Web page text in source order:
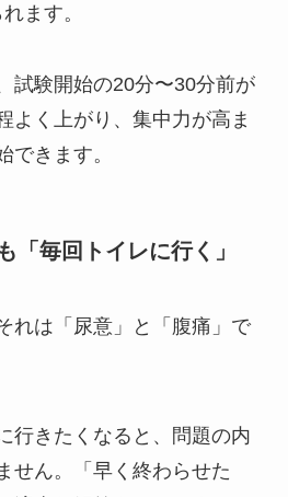
ます。
試験開始の20分〜30分前が
よく上がり、集中力が高ま
できます。
「毎回トイレに行く」
れは「尿意」と「腹痛」で
行きたくなると、問題の内
せん。「早く終わらせた